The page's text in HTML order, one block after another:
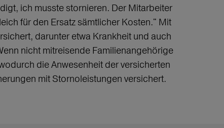
ich musste stornieren. Der Mitarbeiter
für den Ersatz sämtlicher Kosten." Mit
darunter etwa Krankheit und auch
nicht mitreisende Familienangehörige
die Anwesenheit der versicherten
mit Stornoleistungen versichert.